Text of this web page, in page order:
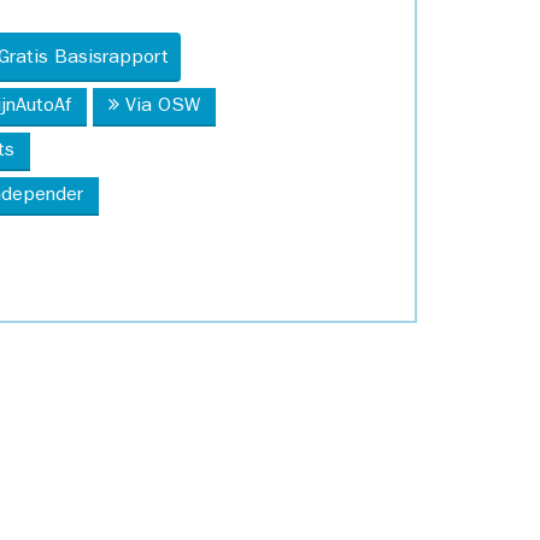
Basisrapport
Via OSW